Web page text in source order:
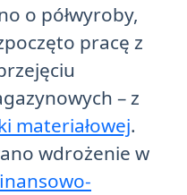
o półwyroby,
pracę z
– z
materiałowej.
wdrożenie w